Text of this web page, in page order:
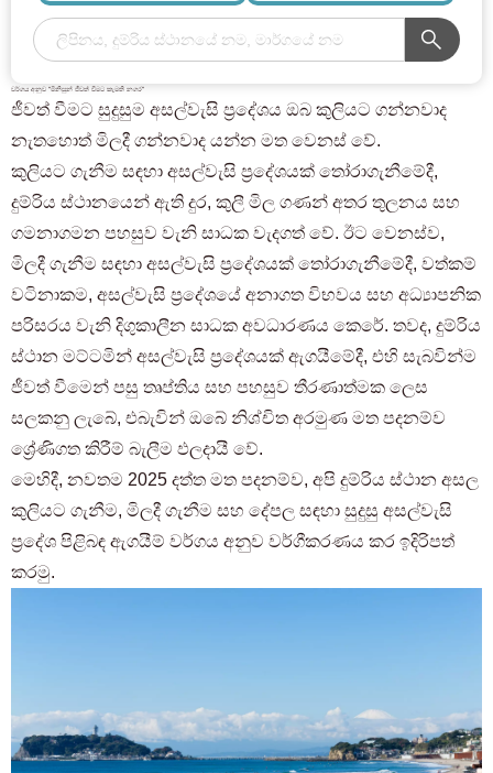
වර්ගය අනුව "මිනිසුන් ජීවත් වීමට කැමති නගර"
ජීවත් වීමට සුදුසුම අසල්වැසි ප්‍රදේශය ඔබ කුලියට ගන්නවාද
නැතහොත් මිලදී ගන්නවාද යන්න මත වෙනස් වේ.
කුලියට ගැනීම සඳහා අසල්වැසි ප්‍රදේශයක් තෝරාගැනීමේදී,
දුම්රිය ස්ථානයෙන් ඇති දුර, කුලී මිල ගණන් අතර තුලනය සහ
ගමනාගමන පහසුව වැනි සාධක වැදගත් වේ. ඊට වෙනස්ව,
මිලදී ගැනීම සඳහා අසල්වැසි ප්‍රදේශයක් තෝරාගැනීමේදී, වත්කම්
වටිනාකම, අසල්වැසි ප්‍රදේශයේ අනාගත විභවය සහ අධ්‍යාපනික
පරිසරය වැනි දිගුකාලීන සාධක අවධාරණය කෙරේ. තවද, දුම්රිය
ස්ථාන මට්ටමින් අසල්වැසි ප්‍රදේශයක් ඇගයීමේදී, එහි සැබවින්ම
ජීවත් වීමෙන් පසු තෘප්තිය සහ පහසුව තීරණාත්මක ලෙස
සලකනු ලැබේ, එබැවින් ඔබේ නිශ්චිත අරමුණ මත පදනම්ව
ශ්‍රේණිගත කිරීම් බැලීම ඵලදායී වේ.
මෙහිදී, නවතම 2025 දත්ත මත පදනම්ව, අපි දුම්රිය ස්ථාන අසල
කුලියට ගැනීම, මිලදී ගැනීම සහ දේපල සඳහා සුදුසු අසල්වැසි
ප්‍රදේශ පිළිබඳ ඇගයීම් වර්ගය අනුව වර්ගීකරණය කර ඉදිරිපත්
කරමු.